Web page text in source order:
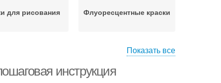
для рисования Флуоресцентные краски
Показать все
инструкция